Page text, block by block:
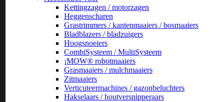
Kettingzagen / motorzagen
Heggenscharen
Grastrimmers / kantenmaaiers / bosmaaiers
Bladblazers / bladzuigers
Hoogsnoeiers
CombiSysteem / MultiSysteem
¡MOW® robotmaaiers
Grasmaaiers / mulchmaaiers
Zitmaaiers
Verticuteermachines / gazonbeluchters
Hakselaars / houtversnipperaars